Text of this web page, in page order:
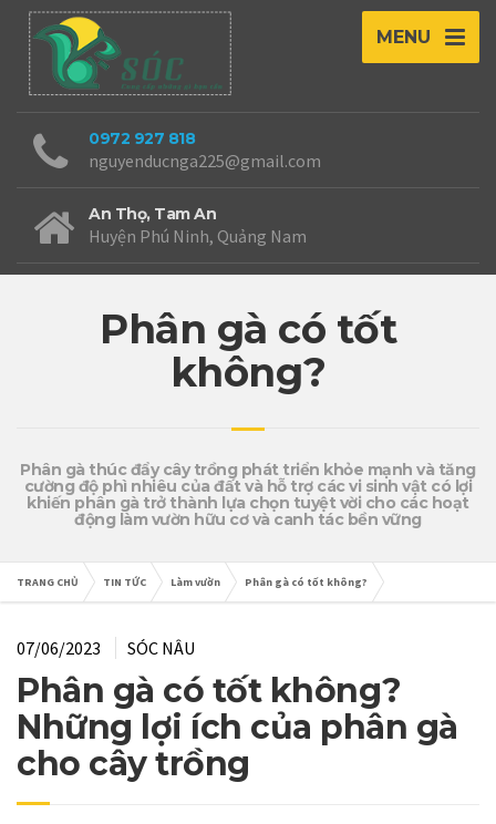
MENU
0972 927 818
nguyenducnga225@gmail.com
An Thọ, Tam An
Huyện Phú Ninh, Quảng Nam
Phân gà có tốt
không?
Phân gà thúc đẩy cây trồng phát triển khỏe mạnh và tăng
cường độ phì nhiêu của đất và hỗ trợ các vi sinh vật có lợi
khiến phân gà trở thành lựa chọn tuyệt vời cho các hoạt
động làm vườn hữu cơ và canh tác bền vững
TRANG CHỦ TIN TỨC Làm vườn Phân gà có tốt không?
07/06/2023 SÓC NÂU
Phân gà có tốt không?
Những lợi ích của phân gà
cho cây trồng